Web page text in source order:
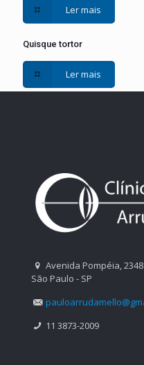
Ler mais
Quisque tortor
Ler mais
Avenida Pompéia,
São Paulo - SP
11 3873-2009